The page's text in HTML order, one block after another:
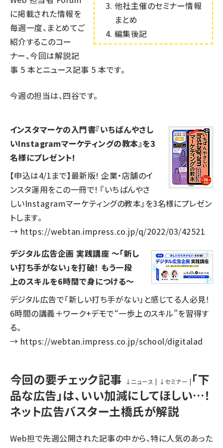
他社主催のセミナー情報
まとめ
編集後記
に掲載された情報を
毎週一度、まとめてご
紹介するこのコー
ナー、今回は解説記
事 5 本とニュース記事 5 本です。
今週の担当は、四谷です。
インスタマーケの入門書『いちばんやさし
いInstagramマーケティングの教本』を3
名様にプレゼント!
【申込は4/1まで】最新版! 企業・店舗のイ
ンスタ運用をこの一冊で! 『いちばんやさ
しいInstagramマーケティングの教本』を3名様にプレゼン
トします。
→ https://webtan.impress.co.jp/q/2022/03/42521
デジタル広告企画 実践講座 ～「新し
い打ち手がない」を打破！ もう一段
上のスキルを6時間で身につける～
デジタル広告で「新しい打ち手がない」と感じてる人必見！
6時間の講義＋ワーク+デモで“一歩上のスキル”を習得す
る。
→ https://webtan.impress.co.jp/school/digitalad
今回の要チェック記事 ↓ ニュース | ↓ セミナー | 「下
品な広告」は、いい加減にしてほしい…！
ネット広告バスター土橋氏が解説
Web担で先週公開された記事の中から、特に人気のあった